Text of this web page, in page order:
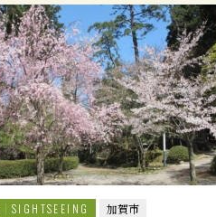
SIGHTSEEING 加賀市